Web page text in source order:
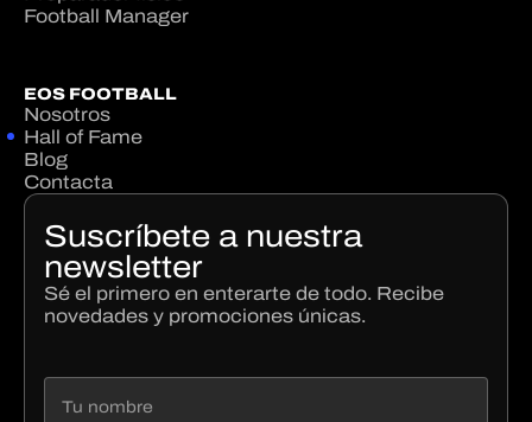
Football Manager
EOS FOOTBALL
Nosotros
Hall of Fame
Blog
Contacta
Suscríbete a nuestra
newsletter
Sé el primero en enterarte de todo. Recibe
novedades y promociones únicas.